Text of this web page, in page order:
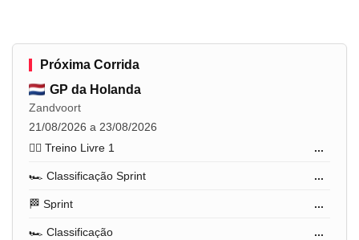
Próxima Corrida
GP da Holanda
Zandvoort
21/08/2026 a 23/08/2026
🏋️‍♂️ Treino Livre 1
...
🏎️ Classificação Sprint ...
🏁 Sprint ...
🏎️ Classificação ...